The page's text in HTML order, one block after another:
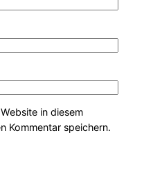
in diesem
Kommentar speichern.